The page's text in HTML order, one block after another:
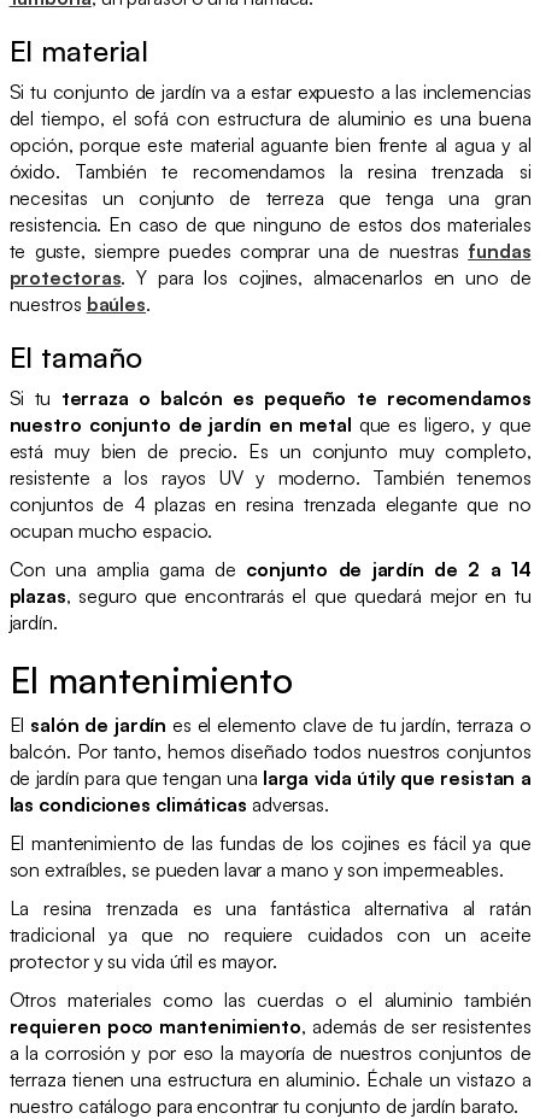
El material
Si tu conjunto de jardín va a estar expuesto a las inclemencias
del tiempo, el sofá con estructura de aluminio es una buena
opción, porque este material aguante bien frente al agua y al
óxido. También te recomendamos la resina trenzada si
necesitas un conjunto de terreza que tenga una gran
resistencia. En caso de que ninguno de estos dos materiales
te guste, siempre puedes comprar una de nuestras fundas
protectoras. Y para los cojines, almacenarlos en uno de
nuestros baúles.
El tamaño
Si tu terraza o balcón es pequeño te recomendamos
nuestro conjunto de jardín en metal que es ligero, y que
está muy bien de precio. Es un conjunto muy completo,
resistente a los rayos UV y moderno. También tenemos
conjuntos de 4 plazas en resina trenzada elegante que no
ocupan mucho espacio.
Con una amplia gama de conjunto de jardín de 2 a 14
plazas, seguro que encontrarás el que quedará mejor en tu
jardín.
El mantenimiento
El salón de jardín es el elemento clave de tu jardín, terraza o
balcón. Por tanto, hemos diseñado todos nuestros conjuntos
de jardín para que tengan una larga vida útily que resistan a
las condiciones climáticas adversas.
El mantenimiento de las fundas de los cojines es fácil ya que
son extraíbles, se pueden lavar a mano y son impermeables.
La resina trenzada es una fantástica alternativa al ratán
tradicional ya que no requiere cuidados con un aceite
protector y su vida útil es mayor.
Otros materiales como las cuerdas o el aluminio también
requieren poco mantenimiento, además de ser resistentes
a la corrosión y por eso la mayoría de nuestros conjuntos de
terraza tienen una estructura en aluminio. Échale un vistazo a
nuestro catálogo para encontrar tu conjunto de jardín barato.